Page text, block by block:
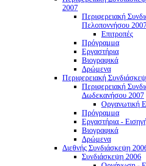
2007
Περιφερειακή
Πελοποννήσου
Επιτροπές
Πρόγραμμα
Εργαστήρια
Βιογραφικά
Δρώμενα
Περιφερειακή
Περιφερειακή
Δωδεκανήσου 2007
Οργανωτική
Πρόγραμμα
Εργαστήρια -
Βιογραφικά
Δρώμενα
Διεθνής Συνδιάσκεψη
Συνδιάσκεψη 2006